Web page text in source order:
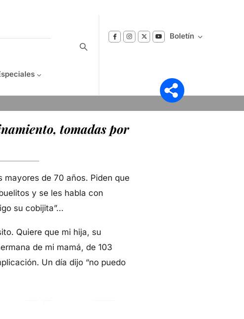
Boletín
Suscríbase a nuestro boletín
Reciba notificaciones sobre los temas de
tomadas por
de 70 años. Piden que
y se les habla con
su cobijita”...
Quiere que mi hija, su
de mi mamá, de 103
Un día dijo “no puedo